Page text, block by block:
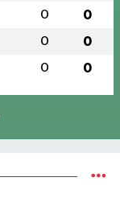
0 0
0 0
0 0